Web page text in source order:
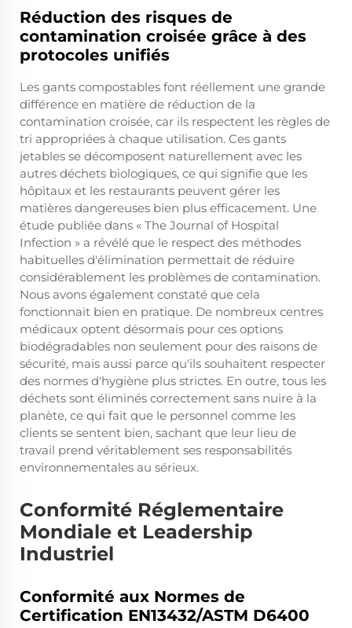
Réduction des risques de
contamination croisée grâce à des
protocoles unifiés
Les gants compostables font réellement une grande
différence en matière de réduction de la
contamination croisée, car ils respectent les règles de
tri appropriées à chaque utilisation. Ces gants
jetables se décomposent naturellement avec les
autres déchets biologiques, ce qui signifie que les
hôpitaux et les restaurants peuvent gérer les
matières dangereuses bien plus efficacement. Une
étude publiée dans « The Journal of Hospital
Infection » a révélé que le respect des méthodes
habituelles d'élimination permettait de réduire
considérablement les problèmes de contamination.
Nous avons également constaté que cela
fonctionnait bien en pratique. De nombreux centres
médicaux optent désormais pour ces options
biodégradables non seulement pour des raisons de
sécurité, mais aussi parce qu'ils souhaitent respecter
des normes d'hygiène plus strictes. En outre, tous les
déchets sont éliminés correctement sans nuire à la
planète, ce qui fait que le personnel comme les
clients se sentent bien, sachant que leur lieu de
travail prend véritablement ses responsabilités
environnementales au sérieux.
Conformité Réglementaire
Mondiale et Leadership
Industriel
Conformité aux Normes de
Certification EN13432/ASTM D6400